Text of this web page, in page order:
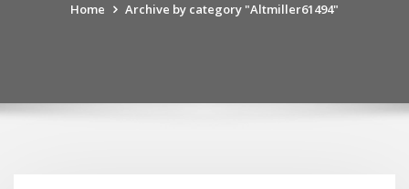
Home Archive by category "Altmiller61494"